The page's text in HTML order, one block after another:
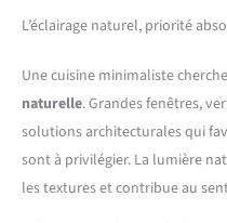
L’éclairage naturel, priorité
Une cuisine minimaliste
naturelle. Grandes fenêtres,
solutions architecturales qui
sont à privilégier. La lumière
les textures et contribue au